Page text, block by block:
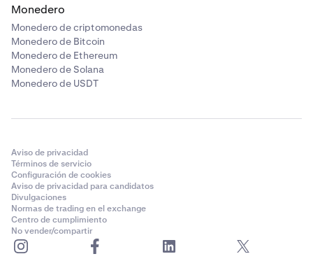
Monedero
Monedero de criptomonedas
Monedero de Bitcoin
Monedero de Ethereum
Monedero de Solana
Monedero de USDT
Aviso de privacidad
Términos de servicio
Configuración de cookies
Aviso de privacidad para candidatos
Divulgaciones
Normas de trading en el exchange
Centro de cumplimiento
No vender/compartir